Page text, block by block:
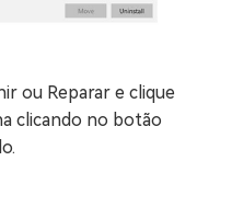
ou Reparar e clique
clicando no botão